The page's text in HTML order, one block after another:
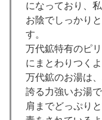
になっており、
お陰でしっかり
す。
万代鉱特有のピ
にまとわりつく
万代鉱のお湯は
誇る力強いお湯で
肩までどっぷり